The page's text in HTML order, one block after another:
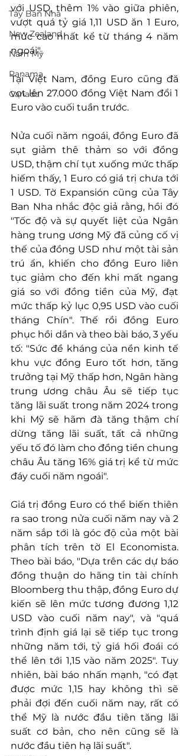
Tây Ban Nha
New Zealand
Nam Mỹ
Panama
Canada
với USD, thêm 1% vào giữa phiên,
vượt quá tỷ giá 1,11 USD ăn 1 Euro,
mức cao nhất kể từ tháng 4 năm
ngoái".
Tại Việt Nam, đồng Euro cũng đă
vọt lên 27.000 đồng Việt Nam đổi 1
Euro vào cuối tuần trước.
Nửa cuối năm ngoái, đồng Euro đã
sụt giảm thê thảm so với đồng
USD, thậm chí tụt xuống mức thấp
hiếm thấy, 1 Euro có giá trị chưa tới
1 USD. Tờ Expansión cũng của Tây
Ban Nha nhắc độc giả rằng, hồi đó
"Tốc độ và sự quyết liệt của Ngân
hàng trung ương Mỹ đã củng cố vị
thế của đồng USD như một tài sản
trú ẩn, khiến cho đồng Euro liên
tục giảm cho đến khi mất ngang
giá so với đồng tiền của Mỹ, đạt
mức thấp kỷ lục 0,95 USD vào cuối
tháng Chín". Thế rồi đồng Euro
phục hồi dần và theo bài báo, 3 yếu
tố: "Sức đề kháng của nền kinh tế
khu vực đồng Euro tốt hơn, tăng
trưởng tại Mỹ thấp hơn, Ngân hàng
trung ương châu Âu sẽ tiếp tục
tăng lãi suất trong năm 2024 trong
khi Mỹ sẽ hãm đà tăng thậm chí
dừng tăng lãi suất, tất cả những
yếu tố đó làm cho đồng tiền chung
châu Âu tăng 16% giá trị kể từ mức
đáy cuối năm ngoái".
Giá trị đồng Euro có thể biến thiên
ra sao trong nửa cuối năm nay và 2
năm sắp tới là góc độ của một bài
phân tích trên tờ El Economista.
Theo bài báo, "Dựa trên các dự báo
đồng thuận do hãng tin tài chính
Bloomberg thu thập, đồng Euro dự
kiến sẽ lên mức tương đương 1,12
USD vào cuối năm nay", và "quá
trình định giá lại sẽ tiếp tục trong
những năm tới, tỷ giá hối đoái có
thể lên tới 1,15 vào năm 2025". Tuy
nhiên, bài báo nhấn mạnh, "có đạt
được mức 1,15 hay không thì sẽ
phải đợi đến cuối năm nay, rất có
thể Mỹ là nước đầu tiên tăng lãi
suất cơ bản, cho nên cũng sẽ là
nước đầu tiên hạ lãi suất".